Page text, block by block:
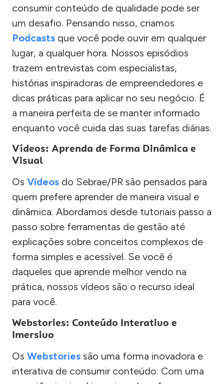
consumir conteúdo de qualidade pode ser
um desafio. Pensando nisso, criamos
Podcasts que você pode ouvir em qualquer
lugar, a qualquer hora. Nossos episódios
trazem entrevistas com especialistas,
histórias inspiradoras de empreendedores e
dicas práticas para aplicar no seu negócio. É
a maneira perfeita de se manter informado
enquanto você cuida das suas tarefas diárias.
Vídeos: Aprenda de Forma Dinâmica e
Visual
Os Vídeos do Sebrae/PR são pensados para
quem prefere aprender de maneira visual e
dinâmica. Abordamos desde tutoriais passo a
passo sobre ferramentas de gestão até
explicações sobre conceitos complexos de
forma simples e acessível. Se você é
daqueles que aprende melhor vendo na
prática, nossos vídeos são o recurso ideal
para você.
Webstories: Conteúdo Interativo e
Imersivo
Os Webstories são uma forma inovadora e
interativa de consumir conteúdo. Com uma